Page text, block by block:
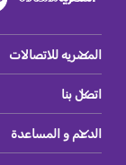
المصريه للاتصالات
اتصل بنا
الدعم و المساعدة